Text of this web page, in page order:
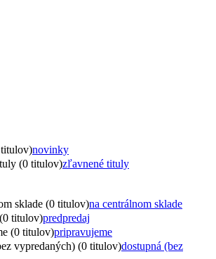
novinky
(0 titulov)zľavnené tituly
sklade (0 titulov)na centrálnom sklade
titulov)predpredaj
(0 titulov)pripravujeme
vypredaných) (0 titulov)dostupná (bez